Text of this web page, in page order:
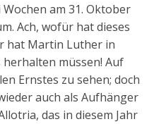
am 31. Oktober
Ach, wofür hat dieses
hat Martin Luther in
herhalten müssen! Auf
Ernstes zu sehen; doch
auch als Aufhänger
das in diesem Jahr